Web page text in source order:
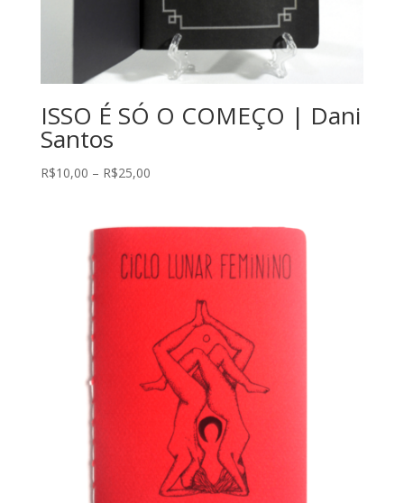
ISSO É SÓ O COMEÇO | Dani
Santos
R$10,00 – R$25,00Faixa
R$10,00
através
R$25,00